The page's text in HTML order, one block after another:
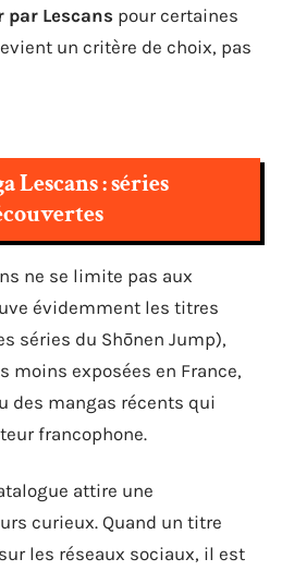
Lescans pour certaines
un critère de choix, pas
Lescans : séries
ne se limite pas aux
évidemment les titres
séries du Shōnen Jump),
moins exposées en France,
des mangas récents qui
francophone.
attire une
curieux. Quand un titre
les réseaux sociaux, il est